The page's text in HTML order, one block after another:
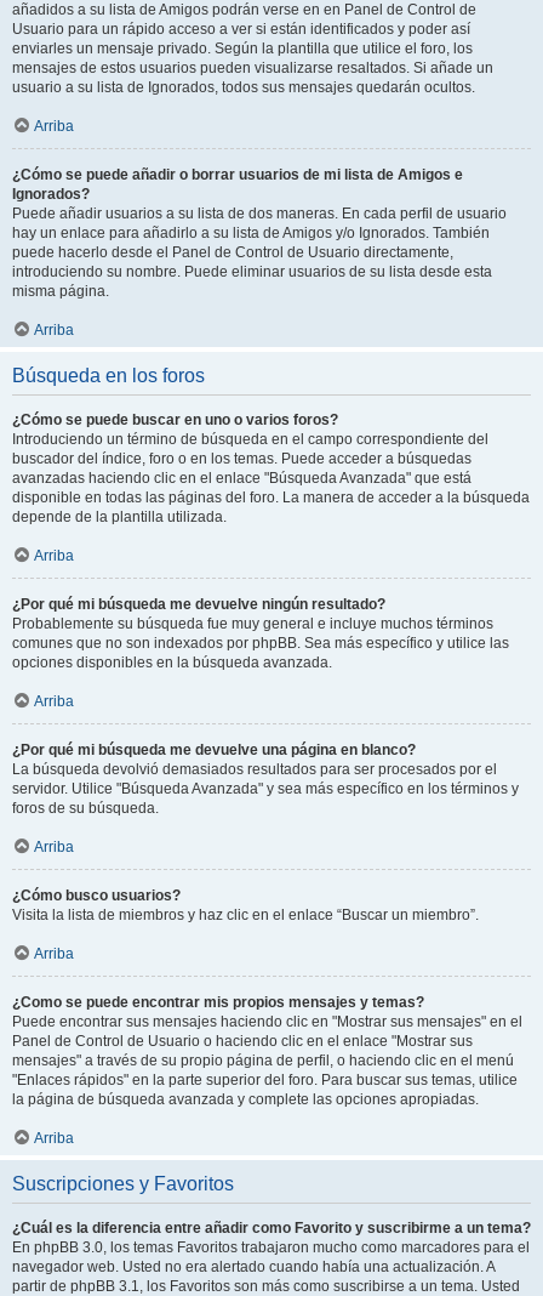
añadidos a su lista de Amigos podrán verse en en Panel de Control de
Usuario para un rápido acceso a ver si están identificados y poder así
enviarles un mensaje privado. Según la plantilla que utilice el foro, los
mensajes de estos usuarios pueden visualizarse resaltados. Si añade un
usuario a su lista de Ignorados, todos sus mensajes quedarán ocultos.
Arriba
¿Cómo se puede añadir o borrar usuarios de mi lista de Amigos e
Ignorados?
Puede añadir usuarios a su lista de dos maneras. En cada perfil de usuario
hay un enlace para añadirlo a su lista de Amigos y/o Ignorados. También
puede hacerlo desde el Panel de Control de Usuario directamente,
introduciendo su nombre. Puede eliminar usuarios de su lista desde esta
misma página.
Arriba
Búsqueda en los foros
¿Cómo se puede buscar en uno o varios foros?
Introduciendo un término de búsqueda en el campo correspondiente del
buscador del índice, foro o en los temas. Puede acceder a búsquedas
avanzadas haciendo clic en el enlace "Búsqueda Avanzada" que está
disponible en todas las páginas del foro. La manera de acceder a la búsqueda
depende de la plantilla utilizada.
Arriba
¿Por qué mi búsqueda me devuelve ningún resultado?
Probablemente su búsqueda fue muy general e incluye muchos términos
comunes que no son indexados por phpBB. Sea más específico y utilice las
opciones disponibles en la búsqueda avanzada.
Arriba
¿Por qué mi búsqueda me devuelve una página en blanco?
La búsqueda devolvió demasiados resultados para ser procesados por el
servidor. Utilice "Búsqueda Avanzada" y sea más específico en los términos y
foros de su búsqueda.
Arriba
¿Cómo busco usuarios?
Visita la lista de miembros y haz clic en el enlace “Buscar un miembro”.
Arriba
¿Como se puede encontrar mis propios mensajes y temas?
Puede encontrar sus mensajes haciendo clic en "Mostrar sus mensajes" en el
Panel de Control de Usuario o haciendo clic en el enlace "Mostrar sus
mensajes" a través de su propio página de perfil, o haciendo clic en el menú
"Enlaces rápidos" en la parte superior del foro. Para buscar sus temas, utilice
la página de búsqueda avanzada y complete las opciones apropiadas.
Arriba
Suscripciones y Favoritos
¿Cuál es la diferencia entre añadir como Favorito y suscribirme a un tema?
En phpBB 3.0, los temas Favoritos trabajaron mucho como marcadores para el
navegador web. Usted no era alertado cuando había una actualización. A
partir de phpBB 3.1, los Favoritos son más como suscribirse a un tema. Usted